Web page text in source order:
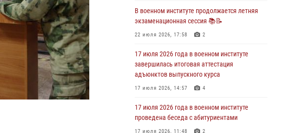
молебен
28 июля 2026, 13:39 7
экзаменационная сессия
28 июля 2026, 10:41 1
27 июля 2026 года в военном институте
27 июля 2026, 10:45 4
В военном институте продолжается летняя
экзаменационная сессия 📚📝
22 июля 2026, 17:58 2
17 июля 2026 года в военном институте
завершилась итоговая аттестация
адъюнктов выпускного курса
17 июля 2026, 14:57 4
17 июля 2026 года в военном институте
проведена беседа с абитуриентами
17 июля 2026, 11:48 2